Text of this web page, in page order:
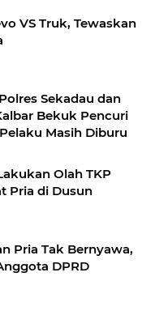
VS Truk, Tewaskan
Sekadau dan
Bekuk Pencuri
Masih Diburu
Olah TKP
Pria di Dusun
Pria Tak Bernyawa,
DPRD